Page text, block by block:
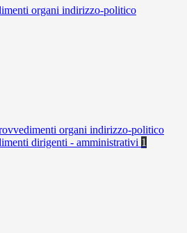
organi indirizzo-politico
organi indirizzo-politico
dirigenti - amministrativi 1